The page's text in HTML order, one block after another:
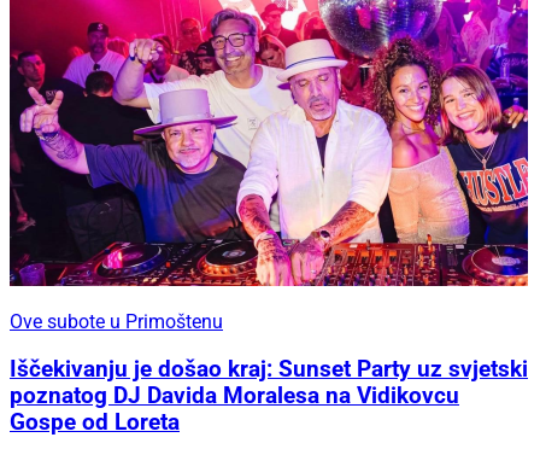
Ove subote u Primoštenu
Iščekivanju je došao kraj: Sunset Party uz svjetski
poznatog DJ Davida Moralesa na Vidikovcu
Gospe od Loreta